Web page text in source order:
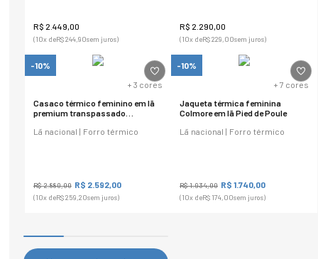
R$ 2 449,00
(10x deR$244,90sem juros)
R$ 2 290,00
(10x deR$229,00sem juros)
-10%
+ 3 cores
Casaco térmico feminino em lã
premium transpassado
Lã nacional | Forro térmico
R$2.880,00 R$ 2.592,00
(10x deR$259,20sem juros)
-10%
+7 cores
Jaqueta térmica feminina
Colmore em lã Pied de Poule
Lã nacional | Forro térmico
R$1.934,00 R$ 1.740,00
(10x deR$ 174,00sem juros)